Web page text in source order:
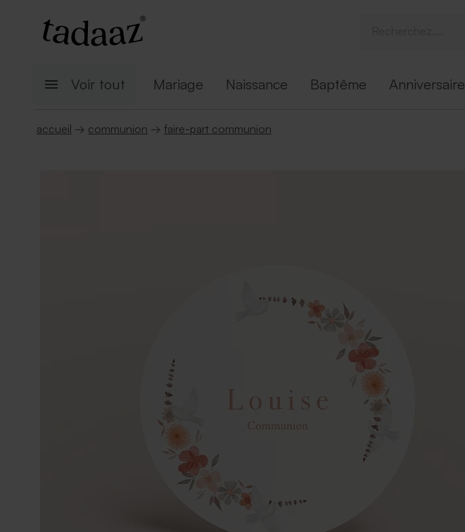
Voir tout Mariage Naissance Baptême Anniversaire
accueil → communion → faire-part communion